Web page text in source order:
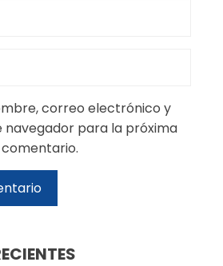
correo electrónico y
navegador para la próxima